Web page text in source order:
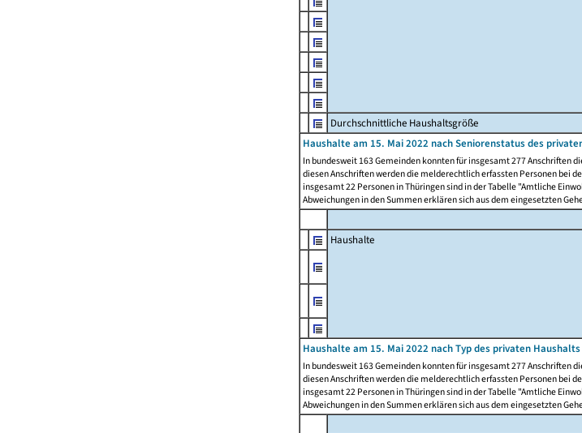
Durchschnittliche Haushaltsgröße
Haushalte am 15. Mai 2022 nach Seniorenstatus des
In bundesweit 163 Gemeinden konnten für insgesamt 277 Anschriften
diesen Anschriften werden die melderechtlich erfassten Personen bei
insgesamt 22 Personen in Thüringen sind in der Tabelle "Amtliche
Abweichungen in den Summen erklären sich aus dem eingesetzten
Haushalte
Haushalte am 15. Mai 2022 nach Typ des privaten
In bundesweit 163 Gemeinden konnten für insgesamt 277 Anschriften
diesen Anschriften werden die melderechtlich erfassten Personen bei
insgesamt 22 Personen in Thüringen sind in der Tabelle "Amtliche
Abweichungen in den Summen erklären sich aus dem eingesetzten